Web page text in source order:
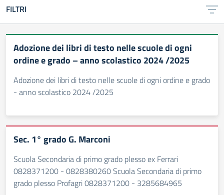
FILTRI
Adozione dei libri di testo nelle scuole di ogni
ordine e grado – anno scolastico 2024 /2025
Adozione dei libri di testo nelle scuole di ogni ordine e grado
- anno scolastico 2024 /2025
Sec. 1° grado G. Marconi
Scuola Secondaria di primo grado plesso ex Ferrari
0828371200 - 0828380260 Scuola Secondaria di primo
grado plesso Profagri 0828371200 - 3285684965